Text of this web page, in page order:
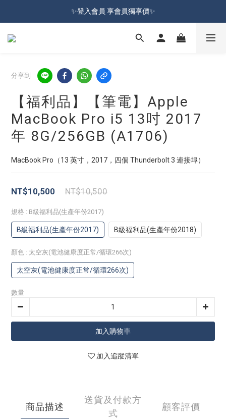
加入會員就送100元購物金 | 全館購物滿＄599 免運
✨登入會員 享會員獨享價✨
✅訂閱訂單通知 進度及時掌握
分享到
【福利品】【筆電】Apple
MacBook Pro i5 13吋 2017
年 8G/256GB (A1706)
MacBook Pro（13 英寸，2017，四個 Thunderbolt 3 連接埠）
NT$10,500
NT$10,500
規格 : B級福利品(生產年份2017)
B級福利品(生產年份2017) B級福利品(生產年份2018)
顏色 : 太空灰(電池健康度正常/循環266次)
太空灰(電池健康度正常/循環266次)
數量
加入購物車
加入追蹤清單
商品描述
送貨及付款方
式
顧客評價